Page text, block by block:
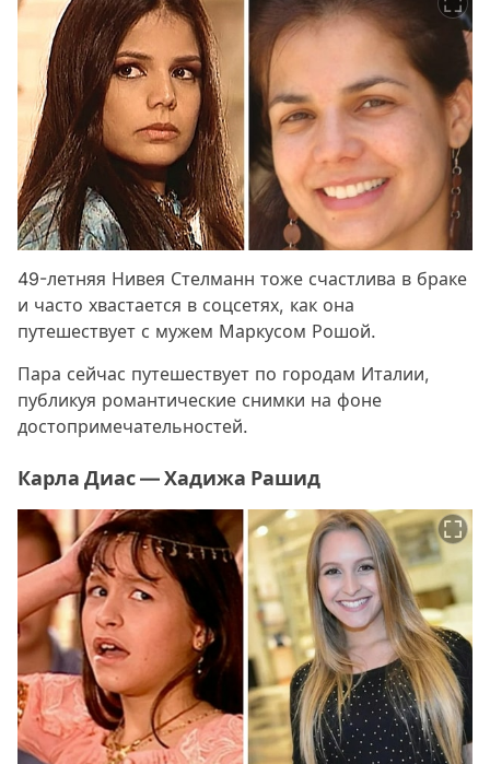
49-летняя Нивея Стелманн тоже счастлива в браке
и часто хвастается в соцсетях, как она
путешествует с мужем Маркусом Рошой.
Пара сейчас путешествует по городам Италии,
публикуя романтические снимки на фоне
достопримечательностей.
Карла Диас — Хадижа Рашид